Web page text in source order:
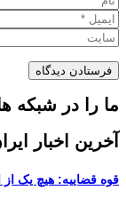
ما را در شبکه
آخرین اخبار
قوه قضاییه: هیچ یک